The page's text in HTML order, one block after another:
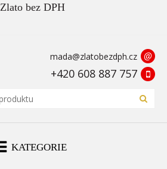
Zlato bez DPH
mada@zlatobezdph.cz @
+420 608 887 757
KATEGORIE